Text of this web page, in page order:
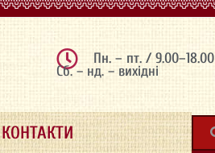
Пн. – пт. / 9.00–18.00
Сб. – нд. – вихідні
КОНТАКТИ